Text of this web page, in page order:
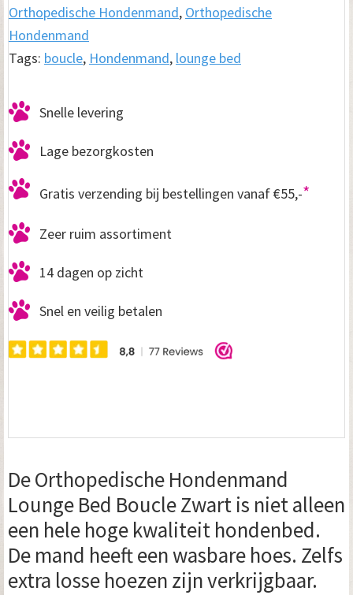
Orthopedische Hondenmand, Orthopedische
Hondenmand
Tags: boucle, Hondenmand, lounge bed
Snelle levering
Lage bezorgkosten
Gratis verzending bij bestellingen vanaf €55,-*
Zeer ruim assortiment
14 dagen op zicht
Snel en veilig betalen
De Orthopedische Hondenmand
Lounge Bed Boucle Zwart is niet alleen
een hele hoge kwaliteit hondenbed.
De mand heeft een wasbare hoes. Zelfs
extra losse hoezen zijn verkrijgbaar.